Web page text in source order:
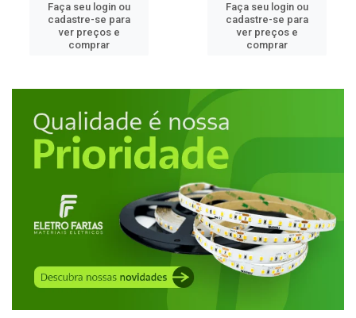
Faça seu login ou
cadastre-se para
ver preços e
comprar
Faça seu login ou
cadastre-se para
ver preços e
comprar